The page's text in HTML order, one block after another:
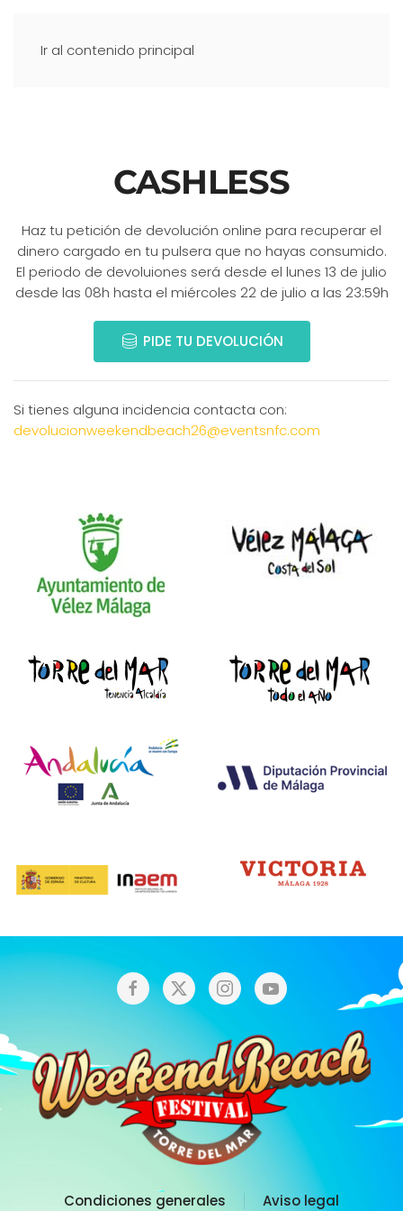
Ir al contenido principal
CASHLESS
Haz tu petición de devolución online para recuperar el
dinero cargado en tu pulsera que no hayas consumido.
El periodo de devoluiones será desde el lunes 13 de julio
desde las 08h hasta el miércoles 22 de julio a las 23:59h
PIDE TU DEVOLUCIÓN
Si tienes alguna incidencia contacta con:
devolucionweekendbeach26@eventsnfc.com
Condiciones generales Aviso legal